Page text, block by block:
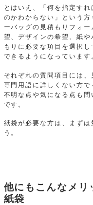
とはいえ、「何を指定す
のかわからない」という
ーバッグの見積もりフォ
望、デザインの希望、紙
もりに必要な項目を選択
できるようになっています
それぞれの質問項目には
専門用語に詳しくない方で
不明な点や気になる点も
です。
紙袋が必要な方は、まずは
う。
他にもこんなメリ
紙袋